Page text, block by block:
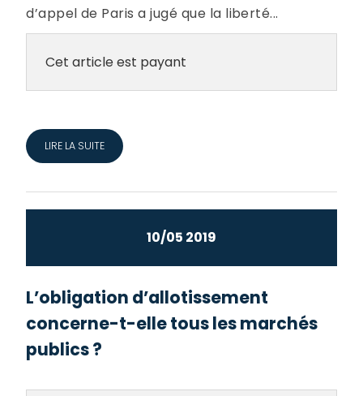
d’appel de Paris a jugé que la liberté...
Cet article est payant
LIRE LA SUITE
10/05 2019
L’obligation d’allotissement
concerne-t-elle tous les marchés
publics ?